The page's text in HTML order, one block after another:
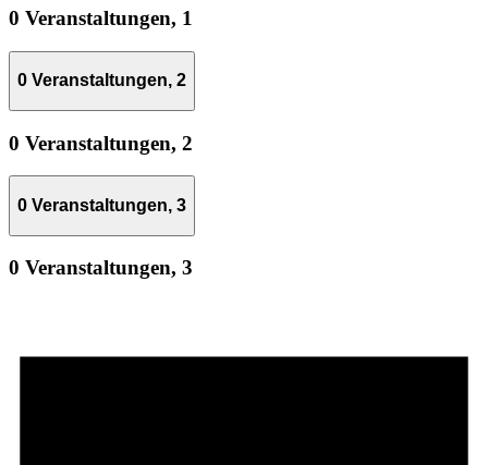
0 Veranstaltungen, 1
0 Veranstaltungen, 2
0 Veranstaltungen, 2
0 Veranstaltungen, 3
0 Veranstaltungen, 3